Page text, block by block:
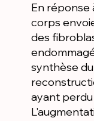
En réponse
corps
des
synthèse
ayant